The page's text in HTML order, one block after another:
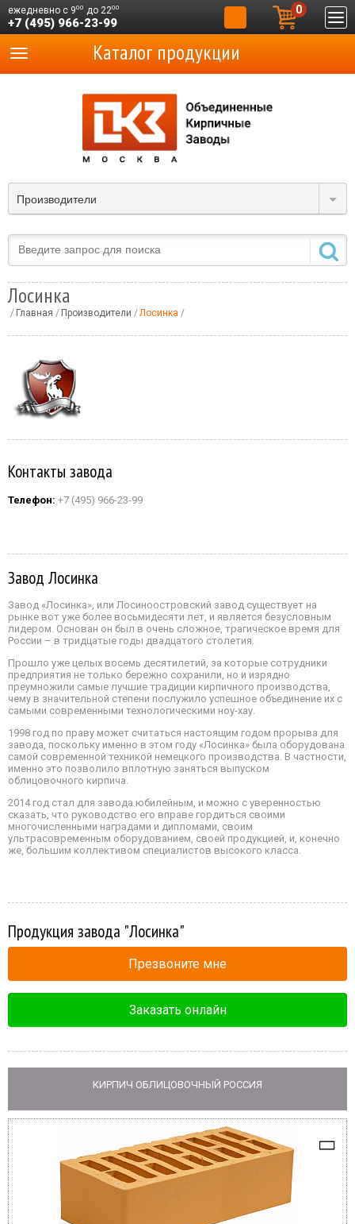
ежедневно с 900 до 2200
+7 (495) 966-23-99
0
Производители
Каталог продукции
Лосинка
Главная Производители Лосинка
Контакты завода
Телефон: +7 (495) 966-23-99
Завод Лосинка
Завод «Лосинка», или Лосиноостровский завод существует на
рынке вот уже более восьмидесяти лет, и является безусловным
лидером. Основан он был в очень сложное, трагическое время для
России – в тридцатые годы двадцатого столетия.
Прошло уже целых восемь десятилетий, за которые сотрудники
предприятия не только бережно сохранили, но и изрядно
преумножили самые лучшие традиции кирпичного производства,
чему в значительной степени послужило успешное объединение их с
самыми современными технологическими ноу-хау.
1998 год по праву может считаться настоящим годом прорыва для
завода, поскольку именно в этом году «Лосинка» была оборудована
самой современной техникой немецкого производства. В частности,
именно это позволило вплотную заняться выпуском
облицовочного кирпича.
2014 год стал для завода юбилейным, и можно с уверенностью
сказать, что руководство его вправе гордиться своими
многочисленными наградами и дипломами, своим
ультрасовременным оборудованием, своей продукцией, и, конечно
же, большим коллективом специалистов высокого класса.
Продукция завода "Лосинка"
Презвоните мне
Заказать онлайн
КИРПИЧ ОБЛИЦОВОЧНЫЙ РОССИЯ